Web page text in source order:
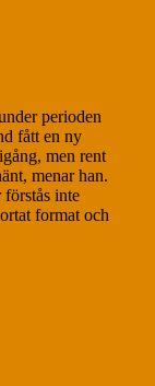
perioden
fått en ny
men rent
menar han.
förstås inte
format och